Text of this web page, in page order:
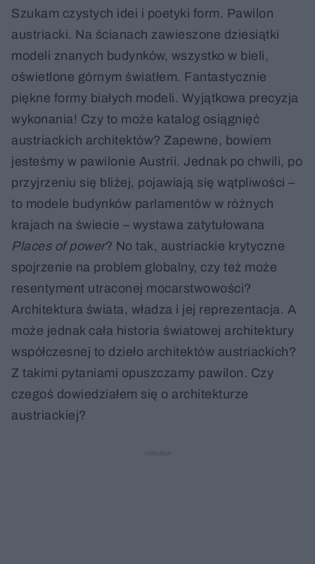
Szukam czystych idei i poetyki form. Pawilon
austriacki. Na ścianach zawieszone dziesiątki
modeli znanych budynków, wszystko w bieli,
oświetlone górnym światłem. Fantastycznie
piękne formy białych modeli. Wyjątkowa precyzja
wykonania! Czy to może katalog osiągnięć
austriackich architektów? Zapewne, bowiem
jesteśmy w pawilonie Austrii. Jednak po chwili, po
przyjrzeniu się bliżej, pojawiają się wątpliwości –
to modele budynków parlamentów w różnych
krajach na świecie – wystawa zatytułowana
Places of power? No tak, austriackie krytyczne
spojrzenie na problem globalny, czy też może
resentyment utraconej mocarstwowości?
Architektura świata, władza i jej reprezentacja. A
może jednak cała historia światowej architektury
współczesnej to dzieło architektów austriackich?
Z takimi pytaniami opuszczamy pawilon. Czy
czegoś dowiedziałem się o architekturze
austriackiej?